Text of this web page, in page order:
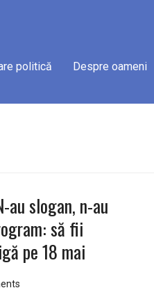
politică Despre oameni
au slogan, n-au
să fii
pe 18 mai